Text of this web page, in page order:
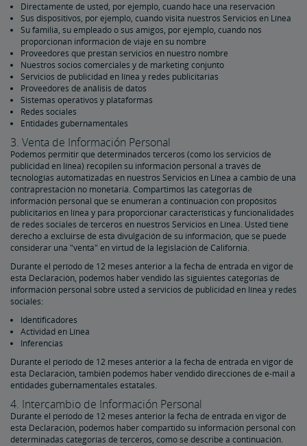
Directamente de usted, por ejemplo, cuando hace una reservación
Sus dispositivos, por ejemplo, cuando visita nuestros Servicios en Línea
Su familia, su empleado o sus amigos, por ejemplo, cuando nos
proporcionan información de viaje en su nombre
Proveedores que prestan servicios en nuestro nombre
Nuestros socios comerciales y de marketing conjunto
Servicios de publicidad en línea y redes publicitarias
Proveedores de análisis de datos
Sistemas operativos y plataformas
Redes sociales
Entidades gubernamentales
3. Venta de Información Personal
Podemos permitir que determinados terceros (como los servicios de
publicidad en línea) recopilen su información personal a través de
tecnologías automatizadas en nuestros Servicios en Línea a cambio de una
contraprestación no monetaria. Compartimos las categorías de
información personal que se enumeran a continuación con propósitos
publicitarios en línea y para proporcionar características y funcionalidades
de redes sociales de terceros en nuestros Servicios en Línea. Usted tiene
derecho a excluirse de esta divulgación de su información, que se puede
considerar una "venta" en virtud de la legislación de California.
Durante el período de 12 meses anterior a la fecha de entrada en vigor de
esta Declaración, podemos haber vendido las siguientes categorías de
información personal sobre usted a servicios de publicidad en línea y redes
sociales:
Identificadores
Actividad en Línea
Inferencias
Durante el período de 12 meses anterior a la fecha de entrada en vigor de
esta Declaración, también podemos haber vendido direcciones de e-mail a
entidades gubernamentales estatales.
4. Intercambio de Información Personal
Durante el período de 12 meses anterior la fecha de entrada en vigor de
esta Declaración, podemos haber compartido su información personal con
determinadas categorías de terceros, como se describe a continuación.